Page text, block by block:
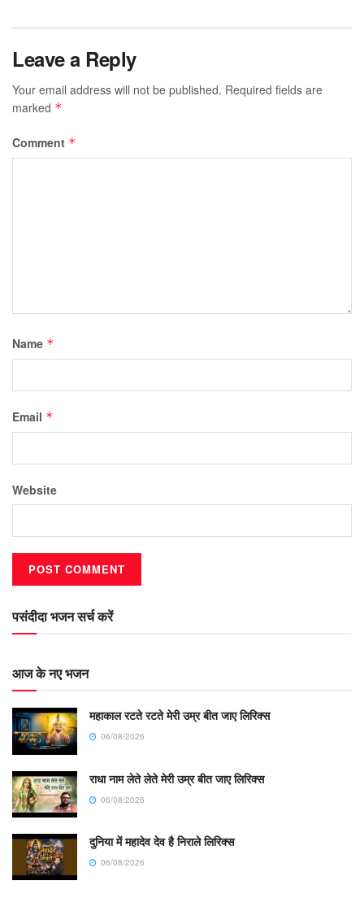
Leave a Reply
Your email address will not be published. Required fields are
marked *
Comment *
Name *
Email *
Website
पसंदीदा भजन सर्च करें
आज के नए भजन
महाकाल रटते रटते मेरी उम्र बीत जाए लिरिक्स
06/08/2026
राधा नाम लेते लेते मेरी उम्र बीत जाए लिरिक्स
06/08/2026
दुनिया में महादेव देव है निराले लिरिक्स
06/08/2026